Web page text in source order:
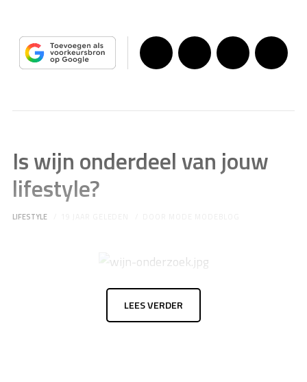
Is wijn onderdeel van jouw
lifestyle?
LIFESTYLE
LEES VERDER